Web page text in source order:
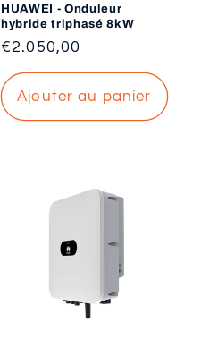
HUAWEI - Onduleur
hybride triphasé 8kW
Prix
habituel
€2.050,00
Ajouter au panier